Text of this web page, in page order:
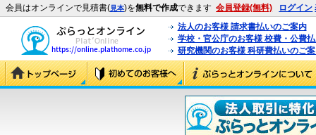
会員はオンラインで見積書(見本)を無料で作成できます 会員登録(無料) ログイン
法人のお客様 請求書払いのご案内
学校・官公庁のお客様 校費・公費
研究機関のお客様 科研費払いのご